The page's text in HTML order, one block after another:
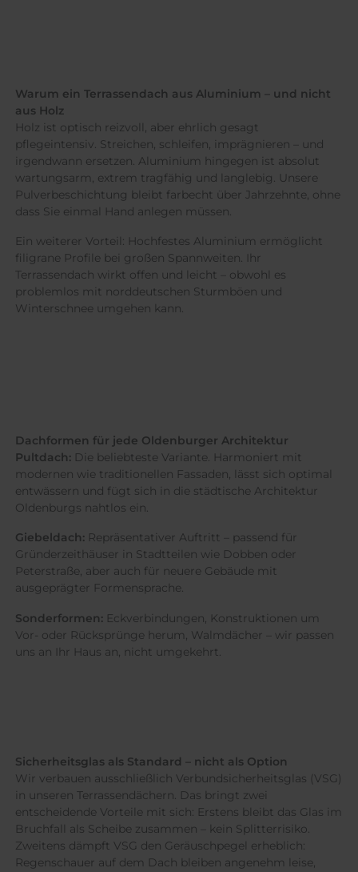
Warum ein Terrassendach aus Aluminium – und nicht
aus Holz
Holz ist optisch reizvoll, aber ehrlich gesagt
pflegeintensiv. Streichen, schleifen, imprägnieren – und
irgendwann ersetzen. Aluminium hingegen ist absolut
wartungsarm, extrem tragfähig und langlebig. Unsere
Pulverbeschichtung bleibt farbecht über Jahrzehnte, ohne
dass Sie einmal Hand anlegen müssen.
Ein weiterer Vorteil: Hochfestes Aluminium ermöglicht
filigrane Profile bei großen Spannweiten. Ihr
Terrassendach wirkt offen und leicht – obwohl es
problemlos mit norddeutschen Sturmböen und
Winterschnee umgehen kann.
Dachformen für jede Oldenburger Architektur
Pultdach: Die beliebteste Variante. Harmoniert mit
modernen wie traditionellen Fassaden, lässt sich optimal
entwässern und fügt sich in die städtische Architektur
Oldenburgs nahtlos ein.
Giebeldach: Repräsentativer Auftritt – passend für
Gründerzeithäuser in Stadtteilen wie Dobben oder
Peterstraße, aber auch für neuere Gebäude mit
ausgeprägter Formensprache.
Sonderformen: Eckverbindungen, Konstruktionen um
Vor- oder Rücksprünge herum, Walmdächer – wir passen
uns an Ihr Haus an, nicht umgekehrt.
Sicherheitsglas als Standard – nicht als Option
Wir verbauen ausschließlich Verbundsicherheitsglas (VSG)
in unseren Terrassendächern. Das bringt zwei
entscheidende Vorteile mit sich: Erstens bleibt das Glas im
Bruchfall als Scheibe zusammen – kein Splitterrisiko.
Zweitens dämpft VSG den Geräuschpegel erheblich:
Regenschauer auf dem Dach bleiben angenehm leise,